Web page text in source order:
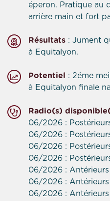
éperon. Pratique au
arrière main et fort
Résultats : Jument
à Equitalyon.
Potentiel
: 2éme
à Equitalyon finale
Radio(s)
06/2026 :
06/2026 :
06/2026 :
06/2026 :
06/2026 :
06/2026 :
06/2026 :